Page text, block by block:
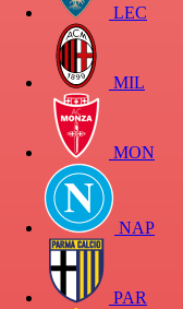
LEC
MIL
MON
NAP
PAR